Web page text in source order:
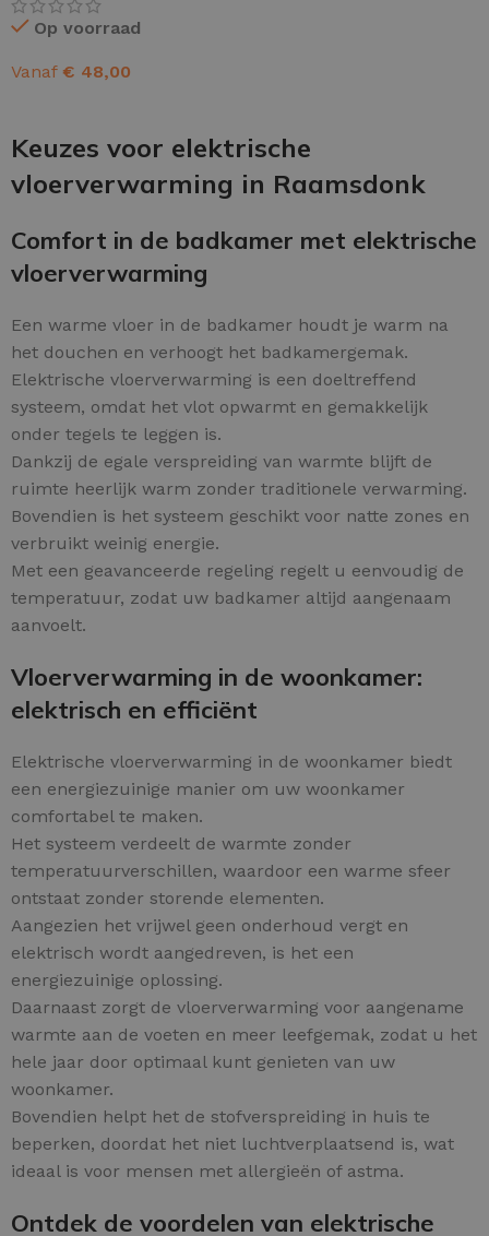
Op voorraad
Vanaf € 48,00
Keuzes voor elektrische
vloerverwarming in Raamsdonk
Comfort in de badkamer met elektrische
vloerverwarming
Een warme vloer in de badkamer houdt je warm na
het douchen en verhoogt het badkamergemak.
Elektrische vloerverwarming is een doeltreffend
systeem, omdat het vlot opwarmt en gemakkelijk
onder tegels te leggen is.
Dankzij de egale verspreiding van warmte blijft de
ruimte heerlijk warm zonder traditionele verwarming.
Bovendien is het systeem geschikt voor natte zones en
verbruikt weinig energie.
Met een geavanceerde regeling regelt u eenvoudig de
temperatuur, zodat uw badkamer altijd aangenaam
aanvoelt.
Vloerverwarming in de woonkamer:
elektrisch en efficiënt
Elektrische vloerverwarming in de woonkamer biedt
een energiezuinige manier om uw woonkamer
comfortabel te maken.
Het systeem verdeelt de warmte zonder
temperatuurverschillen, waardoor een warme sfeer
ontstaat zonder storende elementen.
Aangezien het vrijwel geen onderhoud vergt en
elektrisch wordt aangedreven, is het een
energiezuinige oplossing.
Daarnaast zorgt de vloerverwarming voor aangename
warmte aan de voeten en meer leefgemak, zodat u het
hele jaar door optimaal kunt genieten van uw
woonkamer.
Bovendien helpt het de stofverspreiding in huis te
beperken, doordat het niet luchtverplaatsend is, wat
ideaal is voor mensen met allergieën of astma.
Ontdek de voordelen van elektrische